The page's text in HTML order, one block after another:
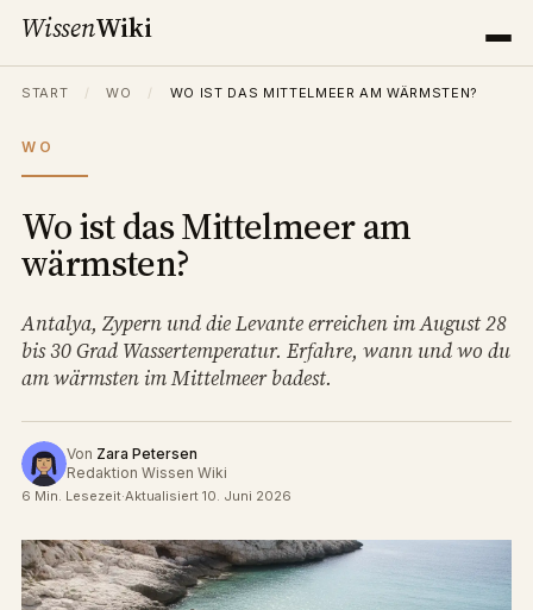
WissenWiki
START / WO / WO IST DAS MITTELMEER AM WÄRMSTEN?
WO
Wo ist das Mittelmeer am
wärmsten?
Antalya, Zypern und die Levante erreichen im August 28
bis 30 Grad Wassertemperatur. Erfahre, wann und wo du
am wärmsten im Mittelmeer badest.
Von Zara Petersen
Redaktion Wissen Wiki
6 Min. Lesezeit·Aktualisiert 10. Juni 2026